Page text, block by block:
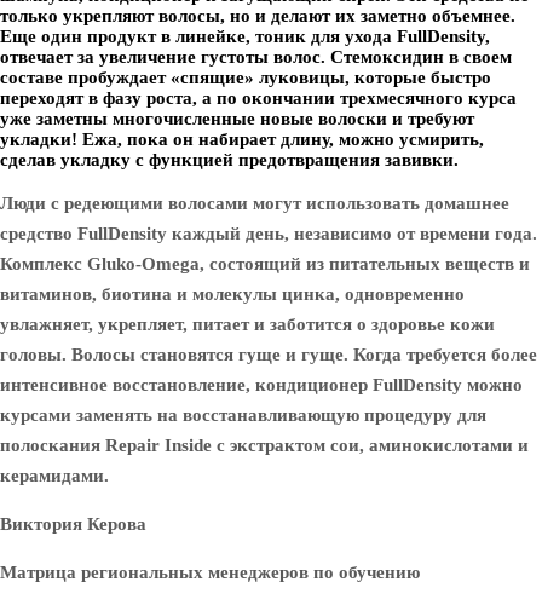
только укрепляют волосы, но и делают их заметно объемнее.
Еще один продукт в линейке, тоник для ухода FullDensity,
отвечает за увеличение густоты волос. Стемоксидин в своем
составе пробуждает «спящие» луковицы, которые быстро
переходят в фазу роста, а по окончании трехмесячного курса
уже заметны многочисленные новые волоски и требуют
укладки! Ежа, пока он набирает длину, можно усмирить,
сделав укладку с функцией предотвращения завивки.
Люди с редеющими волосами могут использовать домашнее
средство FullDensity каждый день, независимо от времени года.
Комплекс Gluko-Omega, состоящий из питательных веществ и
витаминов, биотина и молекулы цинка, одновременно
увлажняет, укрепляет, питает и заботится о здоровье кожи
головы. Волосы становятся гуще и гуще. Когда требуется более
интенсивное восстановление, кондиционер FullDensity можно
курсами заменять на восстанавливающую процедуру для
полоскания Repair Inside с экстрактом сои, аминокислотами и
керамидами.
Виктория Керова
Матрица региональных менеджеров по обучению